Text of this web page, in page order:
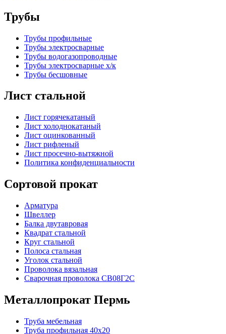
Трубы
Трубы профильные
Трубы электросварные
Трубы водогазопроводные
Трубы электросварные х/к
Трубы бесшовные
Лист стальной
Лист горячекатаный
Лист холоднокатаный
Лист оцинкованный
Лист рифленый
Лист просечно-вытяжной
Политика конфиденциальности
Сортовой прокат
Арматура
Швеллер
Балка двутавровая
Квадрат стальной
Круг стальной
Полоса стальная
Уголок стальной
Проволока вязальная
Сварочная проволока СВ08Г2С
Металлопрокат Пермь
Труба мебельная
Труба профильная 40х20